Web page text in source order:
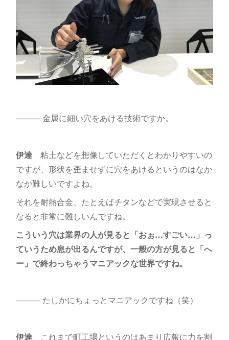
――― 金属に細い穴をあける技術ですか。
伊達粘土などを想像していただくとわかりやすいの
ですが、形状を歪ませずに穴をあけるというのはなか
なか難しいですよね。
それを耐熱合金、たとえばチタンなどで実現させると
なると非常に難しいんですね。
こういう穴は業界の人が見ると「おぉ…すごい…」っ
ていうため息が出るんですが、一般の方が見ると「へ
ー」で終わっちゃうマニアックな世界ですね。
――― たしかにちょっとマニアックですね（笑）
伊達これまで町工場というのはあまり広報に力を割